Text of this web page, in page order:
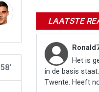
58'
LAATSTE
Het is
in de basis
Twente. Heeft